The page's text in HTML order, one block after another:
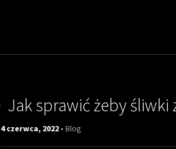
Jak sprawić żeby śliwki
4 czerwca, 2022 - Blog